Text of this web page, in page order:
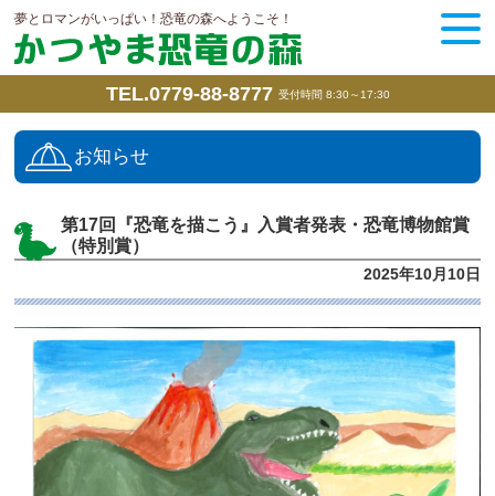
夢とロマンがいっぱい！恐竜の森へようこそ！
TEL.0779-88-8777 受付時間 8:30～17:30
お知らせ
第17回『恐竜を描こう』入賞者発表・恐竜博物館賞
（特別賞）
2025年10月10日